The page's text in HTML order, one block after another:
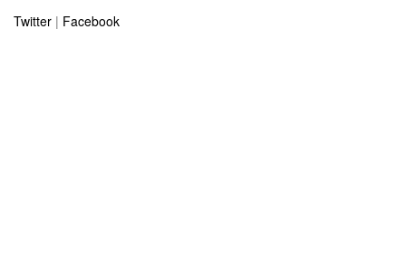
Twitter | Facebook